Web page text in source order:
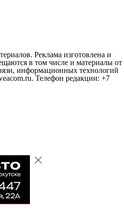
Реклама изготовлена и
в том числе и материалы от
информационных технологий
Телефон редакции: +7